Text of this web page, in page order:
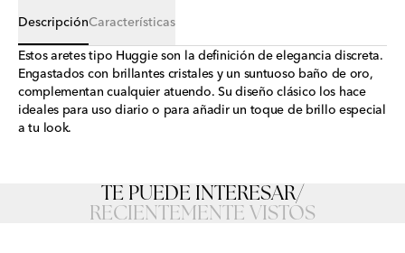
DescripciónCaracterísticas
Estos aretes tipo Huggie son la definición de elegancia discreta.
Engastados con brillantes cristales y un suntuoso baño de oro,
complementan cualquier atuendo. Su diseño clásico los hace
ideales para uso diario o para añadir un toque de brillo especial
a tu look.
TE PUEDE INTERESAR/
RECIENTEMENTE VISTOS